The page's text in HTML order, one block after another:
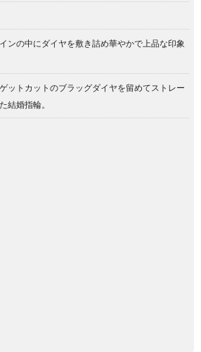
ンの中にダイヤを敷き詰め華やかで上品な印象
ットカットのブラッグダイヤを留めてストレー
結婚指輪。